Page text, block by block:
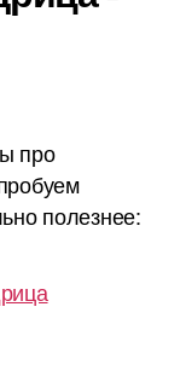
про
полезнее: